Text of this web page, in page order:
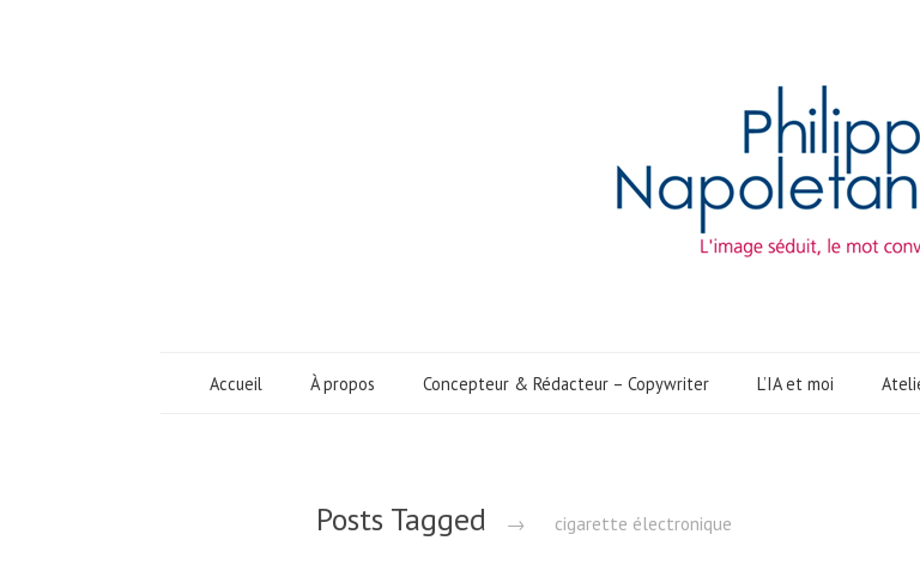
Accueil À propos Concepteur & Rédacteur – Copywriter L’IA et moi
Posts Tagged → cigarette électronique